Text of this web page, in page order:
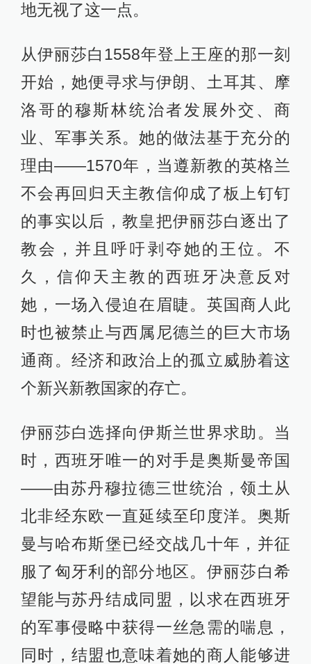
地无视了这一点。
从伊丽莎白1558年登上王座的那一刻
开始，她便寻求与伊朗、土耳其、摩
洛哥的穆斯林统治者发展外交、商
业、军事关系。她的做法基于充分的
理由——1570年，当遵新教的英格兰
不会再回归天主教信仰成了板上钉钉
的事实以后，教皇把伊丽莎白逐出了
教会，并且呼吁剥夺她的王位。不
久，信仰天主教的西班牙决意反对
她，一场入侵迫在眉睫。英国商人此
时也被禁止与西属尼德兰的巨大市场
通商。经济和政治上的孤立威胁着这
个新兴新教国家的存亡。
伊丽莎白选择向伊斯兰世界求助。当
时，西班牙唯一的对手是奥斯曼帝国
——由苏丹穆拉德三世统治，领土从
北非经东欧一直延续至印度洋。奥斯
曼与哈布斯堡已经交战几十年，并征
服了匈牙利的部分地区。伊丽莎白希
望能与苏丹结成同盟，以求在西班牙
的军事侵略中获得一丝急需的喘息，
同时，结盟也意味着她的商人能够进